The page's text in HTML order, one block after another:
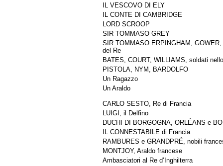
IL VESCOVO DI ELY
IL CONTE DI CAMBRIDGE
LORD SCROOP
SIR TOMMASO GREY
SIR TOMMASO ERPINGHAM,
del Re
BATES, COURT, WILLIAMS, soldati
PISTOLA, NYM, BARDOLFO
Un Ragazzo
Un Araldo
CARLO SESTO, Re di Francia
LUIGI, il Delfino
DUCHI DI BORGOGNA, ORLÉANS e
IL CONNESTABILE di Francia
RAMBURES e GRANDPRÉ, nobili
MONTJOY, Araldo francese
Ambasciatori al Re d’Inghilterra